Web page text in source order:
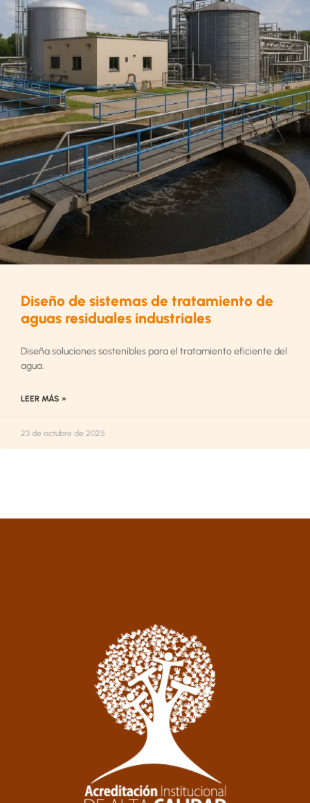
Diseño de sistemas de tratamiento de
aguas residuales industriales
Diseña soluciones sostenibles para el tratamiento eficiente del
agua.
LEER MÁS »
23 de octubre de 2025